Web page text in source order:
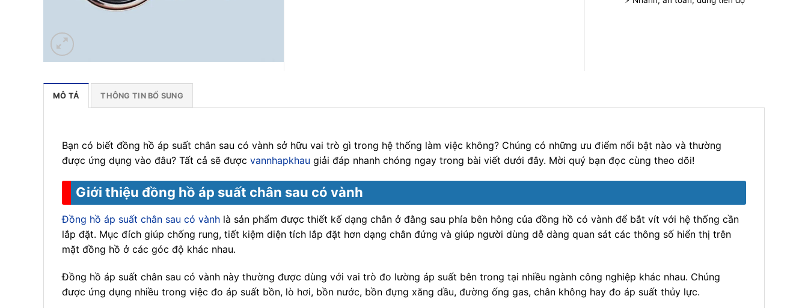
MÔ TẢ THÔNG TIN BỔ SUNG
Bạn có biết đồng hồ áp suất chân sau có vành sở hữu vai trò gì trong hệ thống làm việc không? Chúng có những ưu điểm nổi bật nào và thường
được ứng dụng vào đâu? Tất cả sẽ được vannhapkhau giải đáp nhanh chóng ngay trong bài viết dưới đây. Mời quý bạn đọc cùng theo dõi!
Giới thiệu đồng hồ áp suất chân sau có vành
Đồng hồ áp suất chân sau có vành là sản phẩm được thiết kế dạng chân ở đằng sau phía bên hông của đồng hồ có vành để bắt vít với hệ thống cần
lắp đặt. Mục đích giúp chống rung, tiết kiệm diện tích lắp đặt hơn dạng chân đứng và giúp người dùng dễ dàng quan sát các thông số hiển thị trên
mặt đồng hồ ở các góc độ khác nhau.
Đồng hồ áp suất chân sau có vành này thường được dùng với vai trò đo lường áp suất bên trong tại nhiều ngành công nghiệp khác nhau. Chúng
được ứng dụng nhiều trong việc đo áp suất bồn, lò hơi, bồn nước, bồn đựng xăng dầu, đường ống gas, chân không hay đo áp suất thủy lực.